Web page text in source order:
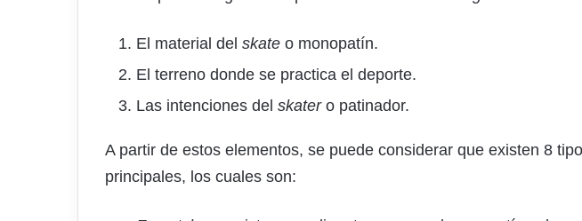
El material del skate o monopatín.
El terreno donde se practica el deporte.
Las intenciones del skatero patinador.
A partir de estos elementos, se puede considerar que existen 8
principales, los cuales son: